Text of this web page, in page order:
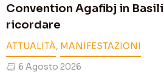
Convention Agafibj in
ricordare
ATTUALITÀ, MANIFESTAZIONI
6 Agosto 2026